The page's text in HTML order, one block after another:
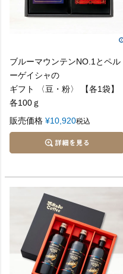
ブルーマウンテンNO.1とペル
ーゲイシャの
ギフト 〈豆・粉〉 【各1袋】
各100ｇ
販売価格 ¥10,920税込